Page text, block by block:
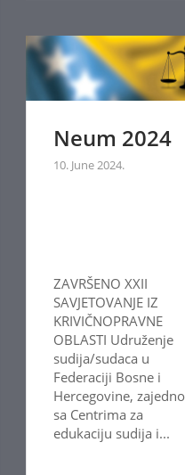
Neum 2024
10. June 2024.
ZAVRŠENO XXII
SAVJETOVANJE IZ
KRIVIČNOPRAVNE
OBLASTI Udruženje
sudija/sudaca u
Federaciji Bosne i
Hercegovine, zajedno
sa Centrima za
edukaciju sudija i...